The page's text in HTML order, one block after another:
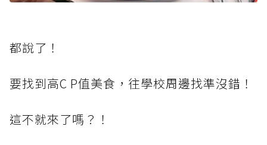
都說了！
要找到高C P值美食，往學校周邊找準沒錯！
這不就來了嗎？！